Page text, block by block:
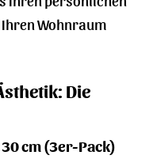
Wohnraum
Die
cm (3er-Pack)